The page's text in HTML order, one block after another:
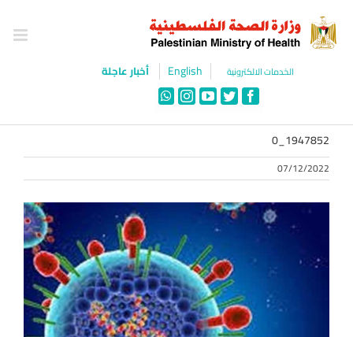
content
الخدمات الالكترونية English أخبار عاجلة
Facebook
Twitter
YouTube
Instagram
WhatsApp
1947852_0
07/12/2022